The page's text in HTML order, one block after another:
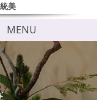
美
MENU